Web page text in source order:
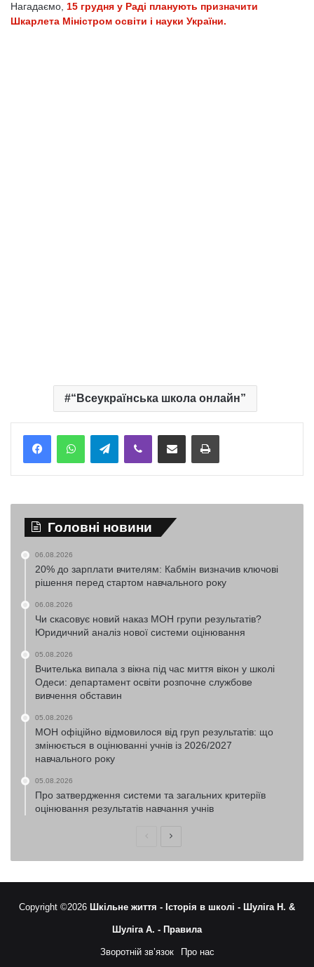
Нагадаємо, 15 грудня у Раді планують призначити
Шкарлета Міністром освіти і науки України.
“Всеукраїнська школа онлайн”
TelegramViber Надіслати електронною поштоюНадрукувати
Головні новини
06.08.2026
20% до зарплати вчителям: Кабмін визначив ключові
рішення перед стартом навчального року
06.08.2026
Чи скасовує новий наказ МОН групи результатів?
Юридичний аналіз нової системи оцінювання
05.08.2026
Вчителька випала з вікна під час миття вікон у школі
Одеси: департамент освіти розпочне службове
вивчення обставин
05.08.2026
МОН офіційно відмовилося від груп результатів: що
змінюється в оцінюванні учнів із 2026/2027
навчального року
05.08.2026
Про затвердження системи та загальних критеріїв
оцінювання результатів навчання учнів
ПопередняНаступна
Copyright ©2026 Шкільне життя - Історія в школі - Шуліга Н. &
Шуліга А. - Правила
Зворотній зв’язок Про нас